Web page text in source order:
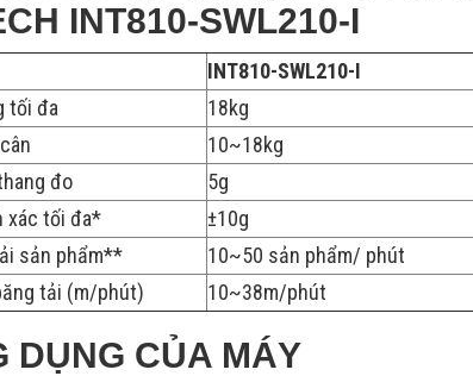
INT810-SWL210-I
INT810-SWL210-I
tối đa
18kg
10~18kg
đo
5g
xác tối đa*
±10g
sản phẩm**
10~50 sản phẩm/ phút
tải (m/phút)
10~38m/phút
DỤNG CỦA MÁY